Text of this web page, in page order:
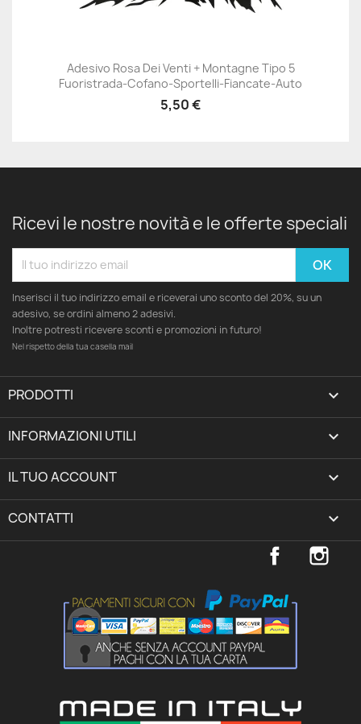
Adesivo Rosa Dei Venti + Montagne Tipo 5
Fuoristrada-Cofano-Sportelli-Fiancate-Auto
5,50 €
Ricevi le nostre novità e le offerte speciali
Inserisci il tuo indirizzo email e riceverai uno sconto del 20%, su un
adesivo, se ordini almeno 2 adesivi.
Inoltre potresti ricevere sconti e promozioni in futuro!
Nel rispetto della tua casella mail
PRODOTTI 
INFORMAZIONI UTILI 
IL TUO ACCOUNT expand_more
CONTATTI keyboard_arrow_down
Facebook